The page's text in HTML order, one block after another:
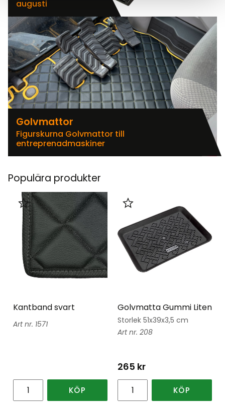
augusti
Golvmattor
Figurskurna Golvmattor till
entreprenadmaskiner
Populära produkter
Kantband svart
1571
Lägg till i favoriter
KÖP
Golvmatta Gummi Liten
Storlek 51x39x3,5 cm
208
265 kr
Lägg till i favoriter
KÖP